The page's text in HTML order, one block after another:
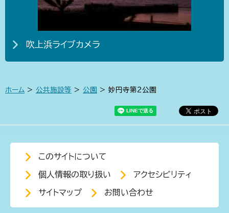
吹上浜ライブカメラ
ホーム > 公共施設等 > 公園 > 妙円寺第2公園
このサイトについて
個人情報の取り扱い アクセシビリティ
サイトマップ お問い合わせ